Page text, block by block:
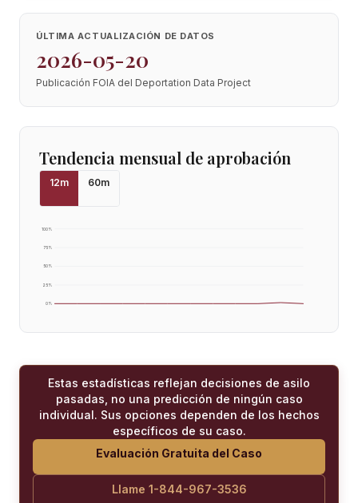
ÚLTIMA ACTUALIZACIÓN DE DATOS
2026-05-20
Publicación FOIA del Deportation Data Project
Tendencia mensual de aprobación
12m 60m
0%
25%
50%
75%
100%
Estas estadísticas reflejan decisiones de asilo
pasadas, no una predicción de ningún caso
individual. Sus opciones dependen de los hechos
específicos de su caso.
Evaluación Gratuita del Caso
Llame 1-844-967-3536